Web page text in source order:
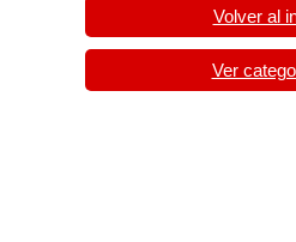
Volver al
Ver